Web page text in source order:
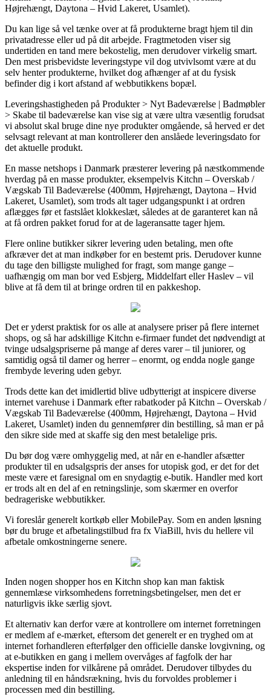
Højrehængt, Daytona – Hvid Lakeret, Usamlet).
Du kan lige så vel tænke over at få produkterne bragt hjem til din
privatadresse eller ud på dit arbejde. Fragtmetoden viser sig
undertiden en tand mere bekostelig, men derudover virkelig smart.
Den mest prisbevidste leveringstype vil dog utvivlsomt være at du
selv henter produkterne, hvilket dog afhænger af at du fysisk
befinder dig i kort afstand af webbutikkens bopæl.
Leveringshastigheden på Produkter > Nyt Badeværelse | Badmøbler
> Skabe til badeværelse kan vise sig at være ultra væsentlig forudsat
vi absolut skal bruge dine nye produkter omgående, så herved er det
selvsagt relevant at man kontrollerer den anslåede leveringsdato for
det aktuelle produkt.
En masse netshops i Danmark præsterer levering på næstkommende
hverdag på en masse produkter, eksempelvis Kitchn – Overskab /
Vægskab Til Badeværelse (400mm, Højrehængt, Daytona – Hvid
Lakeret, Usamlet), som trods alt tager udgangspunkt i at ordren
aflægges før et fastslået klokkeslæt, således at de garanteret kan nå
at få ordren pakket forud for at de lageransatte tager hjem.
Flere online butikker sikrer levering uden betaling, men ofte
afkræver det at man indkøber for en bestemt pris. Derudover kunne
du tage den billigste mulighed for fragt, som mange gange –
uafhængig om man bor ved Esbjerg, Middelfart eller Haslev – vil
blive at få dem til at bringe ordren til en pakkeshop.
Det er yderst praktisk for os alle at analysere priser på flere internet
shops, og så har adskillige Kitchn e-firmaer fundet det nødvendigt at
tvinge udsalgspriserne på mange af deres varer – til juniorer, og
samtidig også til damer og herrer – enormt, og endda nogle gange
frembyde levering uden gebyr.
Trods dette kan det imidlertid blive udbytterigt at inspicere diverse
internet varehuse i Danmark efter rabatkoder på Kitchn – Overskab /
Vægskab Til Badeværelse (400mm, Højrehængt, Daytona – Hvid
Lakeret, Usamlet) inden du gennemfører din bestilling, så man er på
den sikre side med at skaffe sig den mest betalelige pris.
Du bør dog være omhyggelig med, at når en e-handler afsætter
produkter til en udsalgspris der anses for utopisk god, er det for det
meste være et faresignal om en snydagtig e-butik. Handler med kort
er trods alt en del af en retningslinje, som skærmer en overfor
bedrageriske webbutikker.
Vi foreslår generelt kortkøb eller MobilePay. Som en anden løsning
bør du bruge et afbetalingstilbud fra fx ViaBill, hvis du hellere vil
afbetale omkostningerne senere.
Inden nogen shopper hos en Kitchn shop kan man faktisk
gennemlæse virksomhedens forretningsbetingelser, men det er
naturligvis ikke særlig sjovt.
Et alternativ kan derfor være at kontrollere om internet forretningen
er medlem af e-mærket, eftersom det generelt er en tryghed om at
internet forhandleren efterfølger den officielle danske lovgivning, og
at e-butikken en gang i mellem overvåges af fagfolk der har
ekspertise inden for vilkårene på området. Derudover tilbydes du
anledning til en håndsrækning, hvis du forvoldes problemer i
processen med din bestilling.